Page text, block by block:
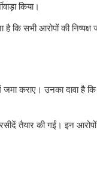
किया।
सभी आरोपों की निष्पक्ष
कराए। उनका दावा है कि
तैयार की गईं। इन